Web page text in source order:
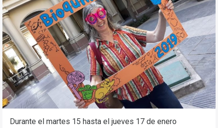
Durante el martes 15 hasta el jueves 17 de enero